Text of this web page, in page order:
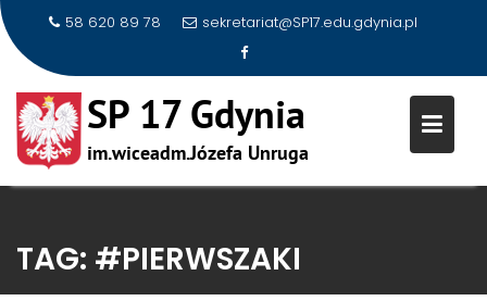
content
58 620 89 78 sekretariat@SP17.edu.gdynia.pl
TAG: #PIERWSZAKI